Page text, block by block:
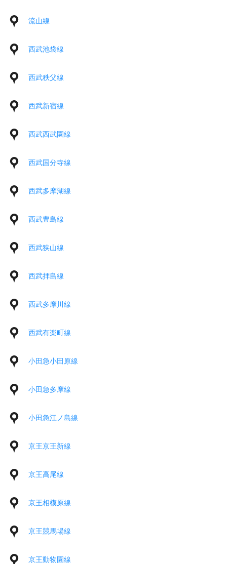
流山線
西武池袋線
西武秩父線
西武新宿線
西武西武園線
西武国分寺線
西武多摩湖線
西武豊島線
西武狭山線
西武拝島線
西武多摩川線
西武有楽町線
小田急小田原線
小田急多摩線
小田急江ノ島線
京王京王新線
京王高尾線
京王相模原線
京王競馬場線
京王動物園線